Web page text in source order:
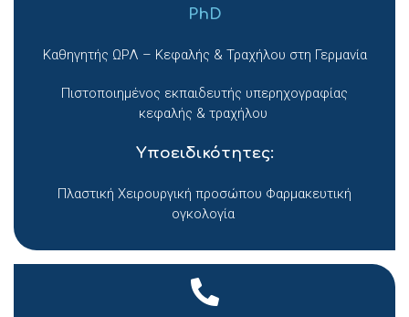
PhD
Καθηγητής ΩΡΛ – Κεφαλής & Τραχήλου στη Γερμανία
Πιστοποιημένος εκπαιδευτής υπερηχογραφίας
κεφαλής & τραχήλου
Υποειδικότητες:
Πλαστική Χειρουργική προσώπου Φαρμακευτική
ογκολογία